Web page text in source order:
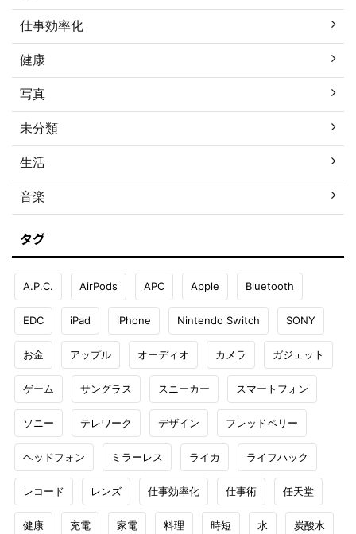
仕事効率化
健康
写真
未分類
生活
音楽
タグ
A.P.C. AirPods APC Apple Bluetooth
EDC iPad iPhone Nintendo Switch SONY
お金 アップル オーディオ カメラ ガジェット
ゲーム サングラス スニーカー スマートフォン
ソニー テレワーク デザイン フレッドペリー
ヘッドフォン ミラーレス ライカ ライフハック
レコード レンズ 仕事効率化 仕事術 任天堂
健康 充電 家電 料理 時短 水 炭酸水